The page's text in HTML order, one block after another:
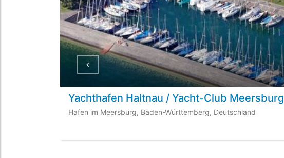
Yachthafen Haltnau / Yacht-Club Meersburg
Hafen im Meersburg, Baden-Württemberg, Deutschland